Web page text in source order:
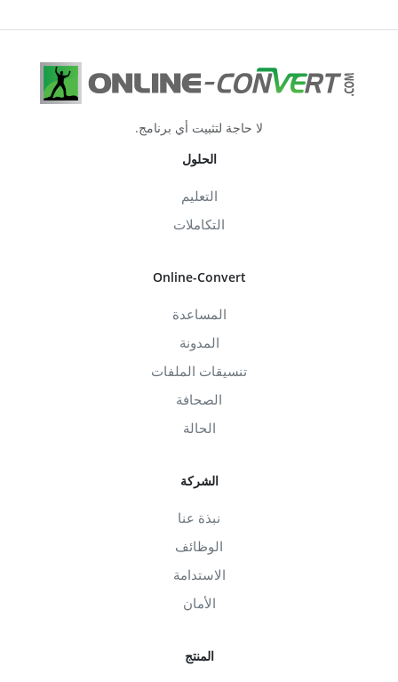
لا حاجة لتثبيت أي برنامج.
الحلول
التعليم
التكاملات
Online-Convert
المساعدة
المدونة
تنسيقات الملفات
الصحافة
الحالة
الشركة
نبذة عنا
الوظائف
الاستدامة
الأمان
المنتج